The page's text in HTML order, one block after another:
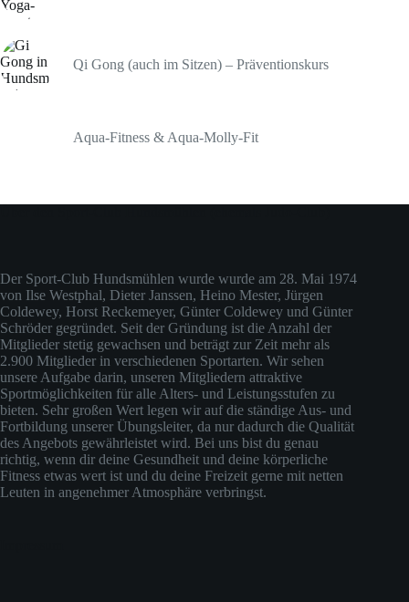
Qi Gong (auch im Sitzen) – Präventionskurs
Aqua-Fitness & Aqua-Molly-Fit
Der Sport-Club Hundsmühlen wurde wurde am 28. Mai 1974
von Ilse Westphal, Dieter Janssen, Heino Mester, Jürgen
Coldewey, Horst Reckemeyer, Günter Coldewey und Günter
Schröder gegründet. Seit der Gründung ist die Anzahl der
Mitglieder stetig gewachsen und beträgt zur Zeit mehr als
2.900 Mitglieder in verschiedenen Sportarten. Wir sehen
unsere Aufgabe darin, unseren Mitgliedern attraktive
Sportmöglichkeiten für alle Alters- und Leistungsstufen zu
bieten. Sehr großen Wert legen wir auf die ständige Aus- und
Fortbildung unserer Übungsleiter, da nur dadurch die Qualität
des Angebots gewährleistet wird. Bei uns bist du genau
richtig, wenn dir deine Gesundheit und deine körperliche
Fitness etwas wert ist und du deine Freizeit gerne mit netten
Leuten in angenehmer Atmosphäre verbringst.